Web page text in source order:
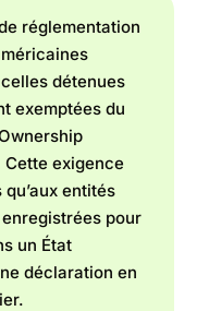
réglementation
détenues
exemptées du
Cette exigence
qu’aux entités
pour
un État
déclaration en